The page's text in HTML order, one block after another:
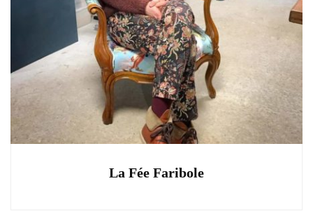
La Fée Faribole